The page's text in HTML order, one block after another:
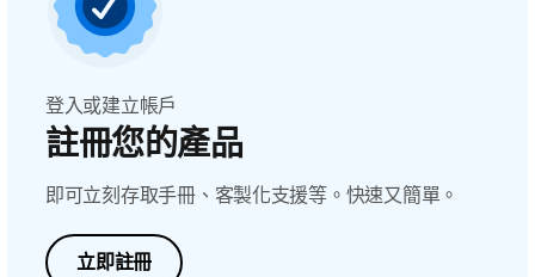
登入或建立帳戶
註冊您的產品
即可立刻存取手冊、客製化支援等。快速又簡單。
立即註冊